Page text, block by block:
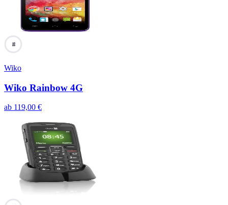
98
Wiko
Wiko Rainbow 4G
ab 119,00 €